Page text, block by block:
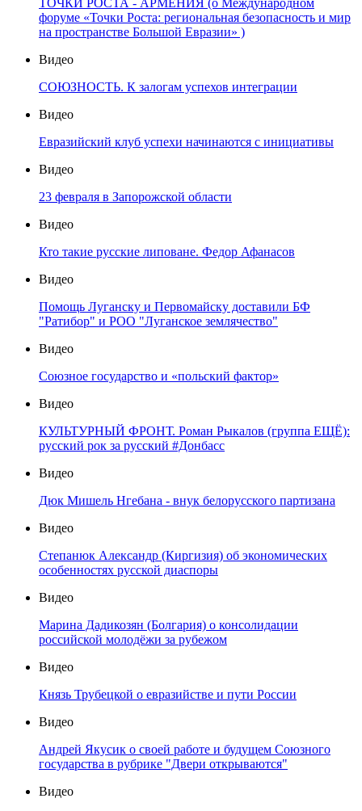
ТОЧКИ РОСТА - АРМЕНИЯ (о Международном
форуме «Точки Роста: региональная безопасность и мир
на пространстве Большой Евразии» )
Видео
СОЮЗНОСТЬ. К залогам успехов интеграции
Видео
Евразийский клуб успехи начинаются с инициативы
Видео
23 февраля в Запорожской области
Видео
Кто такие русские липоване. Федор Афанасов
Видео
Помощь Луганску и Первомайску доставили БФ
"Ратибор" и РОО "Луганское землячество"
Видео
Союзное государство и «польский фактор»
Видео
КУЛЬТУРНЫЙ ФРОНТ. Роман Рыкалов (группа ЕЩЁ):
русский рок за русский #Донбасс
Видео
Дюк Мишель Нгебана - внук белорусского партизана
Видео
Степанюк Александр (Киргизия) об экономических
особенностях русской диаспоры
Видео
Марина Дадикозян (Болгария) о консолидации
российской молодёжи за рубежом
Видео
Князь Трубецкой о евразийстве и пути России
Видео
Андрей Якусик о своей работе и будущем Союзного
государства в рубрике "Двери открываются"
Видео